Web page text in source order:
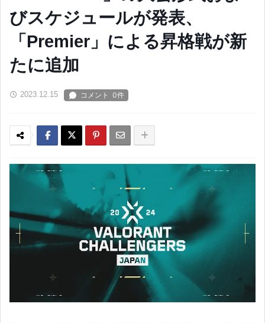
びスケジュールが発表、
「Premier」による昇格戦が新
たに追加
2023.12.15